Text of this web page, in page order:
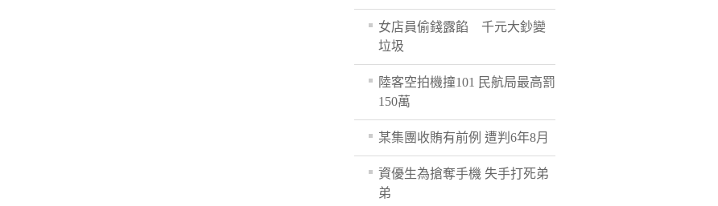
女店員偷錢露餡 千元大鈔變
垃圾
陸客空拍機撞101 民航局最高罰
150萬
某集團收賄有前例 遭判6年8月
資優生為搶奪手機 失手打死弟
弟